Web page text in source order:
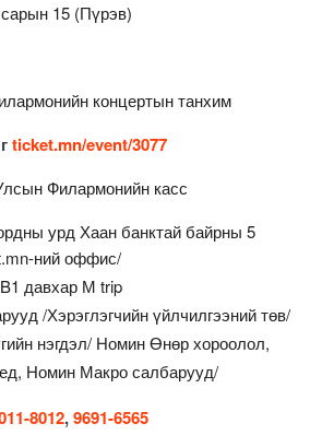
15 (Пүрэв)
концертын танхим
ticket.mn/event/3077
Филармонийн касс
урд Хаан банктай байрны 5
ний оффис/
давхар М trip
/Хэрэглэгчийн үйлчилгээний төв/
нэгдэл/ Номин Өнөр хороолол,
Номин Макро салбарууд/
8012,9691-6565